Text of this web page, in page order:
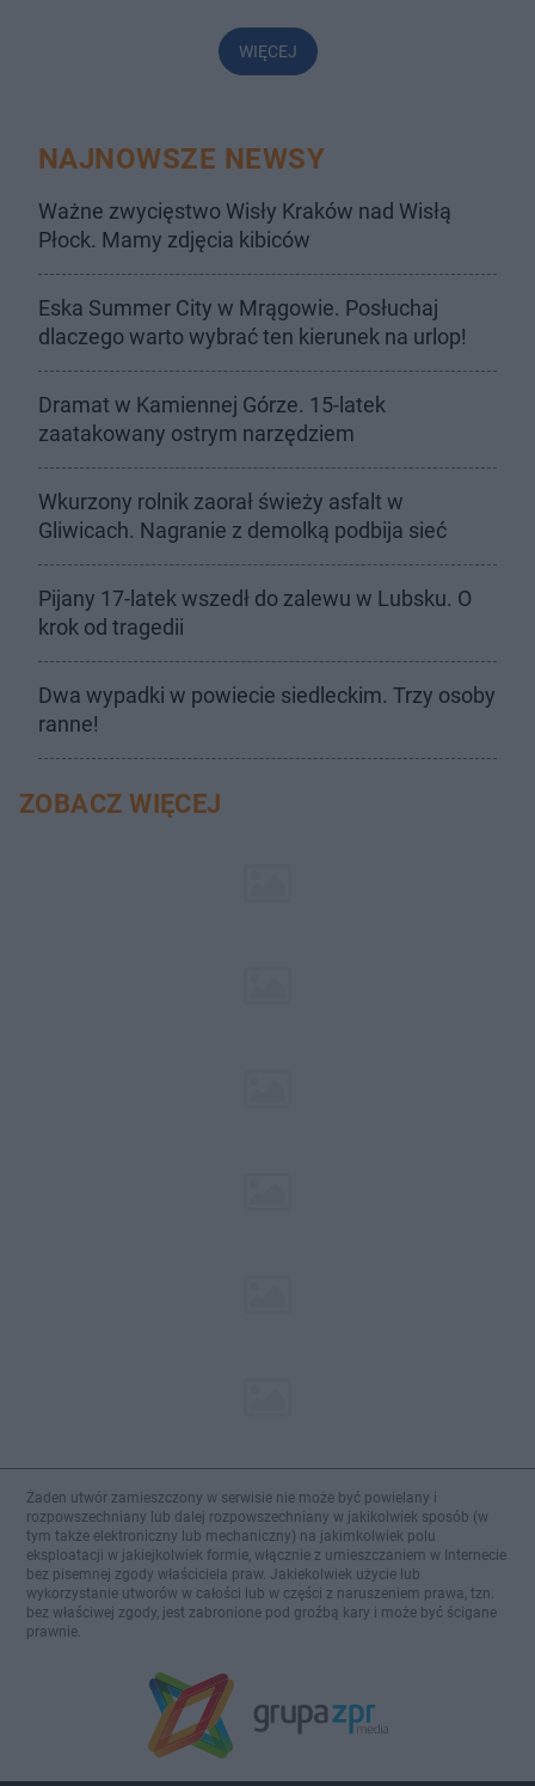
WIĘCEJ
NAJNOWSZE NEWSY
Ważne zwycięstwo Wisły Kraków nad Wisłą
Płock. Mamy zdjęcia kibiców
Eska Summer City w Mrągowie. Posłuchaj
dlaczego warto wybrać ten kierunek na urlop!
Dramat w Kamiennej Górze. 15-latek
zaatakowany ostrym narzędziem
Wkurzony rolnik zaorał świeży asfalt w
Gliwicach. Nagranie z demolką podbija sieć
Pijany 17-latek wszedł do zalewu w Lubsku. O
krok od tragedii
Dwa wypadki w powiecie siedleckim. Trzy osoby
ranne!
ZOBACZ WIĘCEJ
Żaden utwór zamieszczony w serwisie nie może być powielany i
rozpowszechniany lub dalej rozpowszechniany w jakikolwiek sposób (w
tym także elektroniczny lub mechaniczny) na jakimkolwiek polu
eksploatacji w jakiejkolwiek formie, włącznie z umieszczaniem w Internecie
bez pisemnej zgody właściciela praw. Jakiekolwiek użycie lub
wykorzystanie utworów w całości lub w części z naruszeniem prawa, tzn.
bez właściwej zgody, jest zabronione pod groźbą kary i może być ścigane
prawnie.